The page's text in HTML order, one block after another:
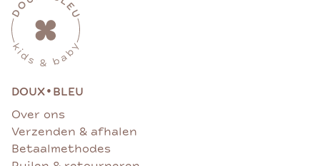
DOUX• BLEU
Over ons
Verzenden & afhalen
Betaalmethodes